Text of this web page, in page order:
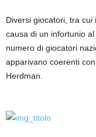
Diversi giocatori, tra
causa di un infortunio
numero di giocatori
apparivano coerenti
Herdman.